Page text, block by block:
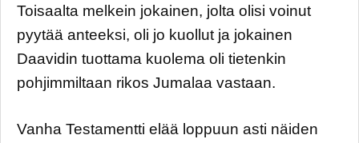
Toisaalta melkein jokainen, jolta olisi voinut
pyytää anteeksi, oli jo kuollut ja jokainen
Daavidin tuottama kuolema oli tietenkin
pohjimmiltaan rikos Jumalaa vastaan.
Vanha Testamentti elää loppuun asti näiden